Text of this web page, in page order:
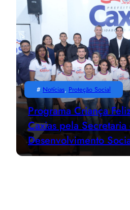
# Notícias, Proteção Social
Programa Criança
Caxias pela
Desenvolvimento